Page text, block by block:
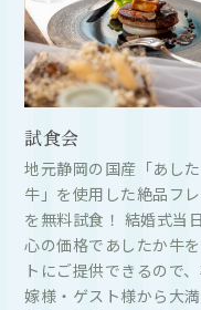
試食会
地元静岡の国産「あし
牛」を使用した絶品フ
を無料試食！ 結婚式当
心の価格であしたか牛
トにご提供できるので
嫁様・ゲスト様から大